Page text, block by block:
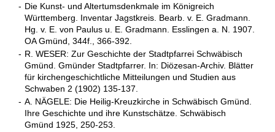
- Die Kunst- und Altertumsdenkmale im Königreich
Württemberg. Inventar Jagstkreis. Bearb. v. E. Gradmann.
Hg. v. E. von Paulus u. E. Gradmann. Esslingen a. N. 1907.
OA Gmünd, 344f., 366-392.
- R. WESER: Zur Geschichte der Stadtpfarrei Schwäbisch
Gmünd. Gmünder Stadtpfarrer. In: Diözesan-Archiv. Blätter
für kirchengeschichtliche Mitteilungen und Studien aus
Schwaben 2 (1902) 135-137.
- A. NÄGELE: Die Heilig-Kreuzkirche in Schwäbisch Gmünd.
Ihre Geschichte und ihre Kunstschätze. Schwäbisch
Gmünd 1925, 250-253.